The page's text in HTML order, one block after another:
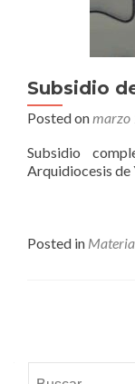
Subsidio
Posted onmarzo
Subsidio
Arquidiocesis de
Posted in